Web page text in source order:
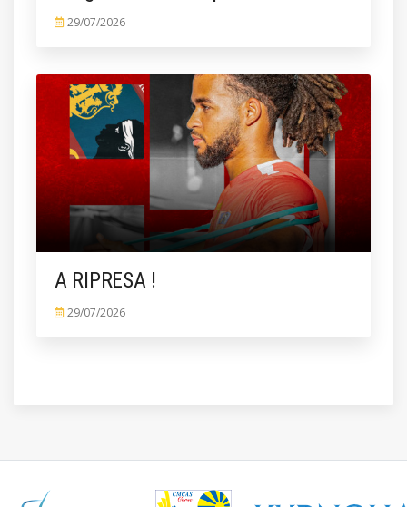
29/07/2026
A RIPRESA !
29/07/2026